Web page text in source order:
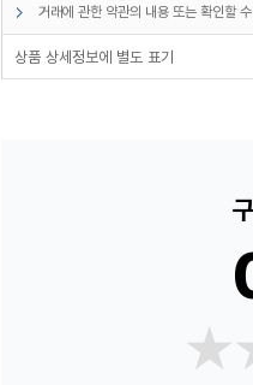
거래에 관한 약관의 내용 또는 확인할
상품 상세정보에 별도 표기